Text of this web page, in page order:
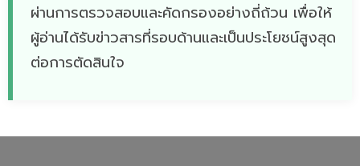
ผ่านการตรวจสอบและคัดกรองอย่างถี่ถ้วน เพื่อให้
ผู้อ่านได้รับข่าวสารที่รอบด้านและเป็นประโยชน์สูงสุด
ต่อการตัดสินใจ